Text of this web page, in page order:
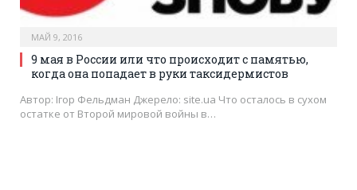
МАЙ 9, 2016
9 мая в России или что происходит с памятью,
когда она попадает в руки таксидермистов
Автор: Ігор Фельдман Джерело: site.ua Что осталось в сухом
остатке от Второй мировой войны в…